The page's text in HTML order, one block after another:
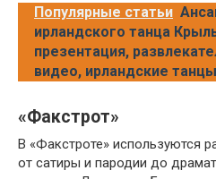
Популярные статьи
ирландского танца
презентация,
видео, ирландские танцы
«Факстрот»
В «Факстроте» используются
от сатиры и пародии до